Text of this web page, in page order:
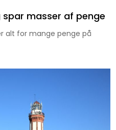
spar masser af penge
alt for mange penge på